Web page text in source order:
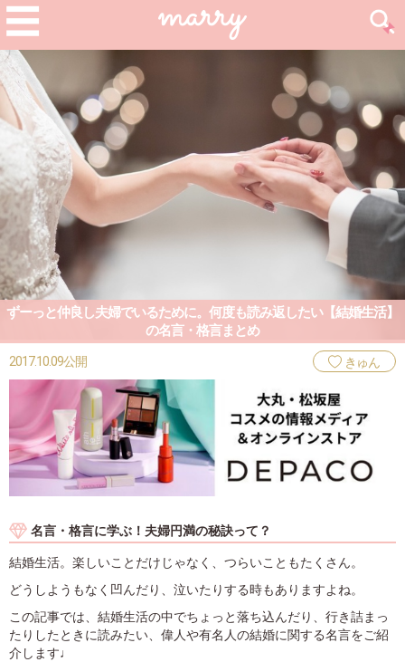
ずーっと仲良し夫婦でいるために。何度も読み返したい【結婚生活】
の名言・格言まとめ
2017.10.09公開 きゅん
名言・格言に学ぶ！夫婦円満の秘訣って？
結婚生活。楽しいことだけじゃなく、つらいこともたくさん。
どうしようもなく凹んだり、泣いたりする時もありますよね。
この記事では、結婚生活の中でちょっと落ち込んだり、行き詰まっ
たりしたときに読みたい、偉人や有名人の結婚に関する名言をご紹
介します♩